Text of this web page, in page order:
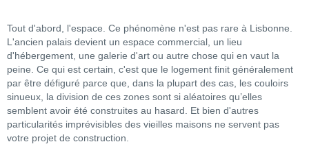
Tout d'abord, l'espace. Ce phénomène n'est pas rare à Lisbonne.
L'ancien palais devient un espace commercial, un lieu
d'hébergement, une galerie d'art ou autre chose qui en vaut la
peine. Ce qui est certain, c'est que le logement finit généralement
par être défiguré parce que, dans la plupart des cas, les couloirs
sinueux, la division de ces zones sont si aléatoires qu’elles
semblent avoir été construites au hasard. Et bien d'autres
particularités imprévisibles des vieilles maisons ne servent pas
votre projet de construction.